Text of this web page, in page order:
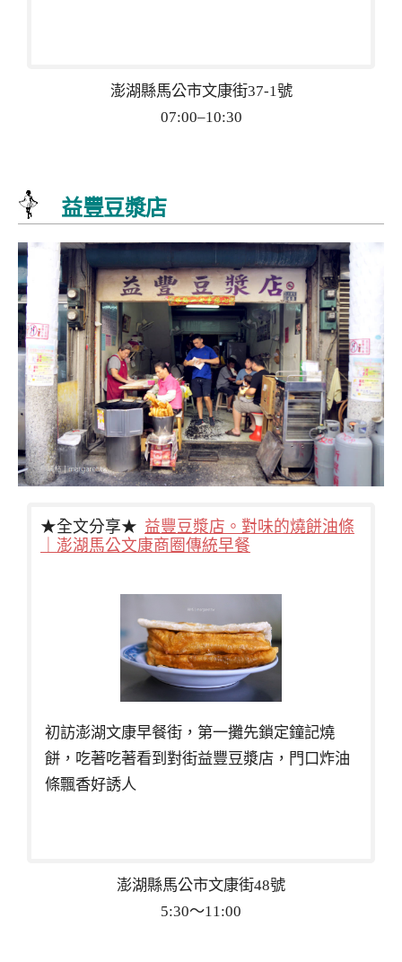
澎湖縣馬公市文康街37-1號
07:00–10:30
益豐豆漿店
★全文分享★ 益豐豆漿店。對味的燒餅油條
｜澎湖馬公文康商圈傳統早餐
初訪澎湖文康早餐街，第一攤先鎖定鐘記燒
餅，吃著吃著看到對街益豐豆漿店，門口炸油
條飄香好誘人
澎湖縣馬公市文康街48號
5:30～11:00